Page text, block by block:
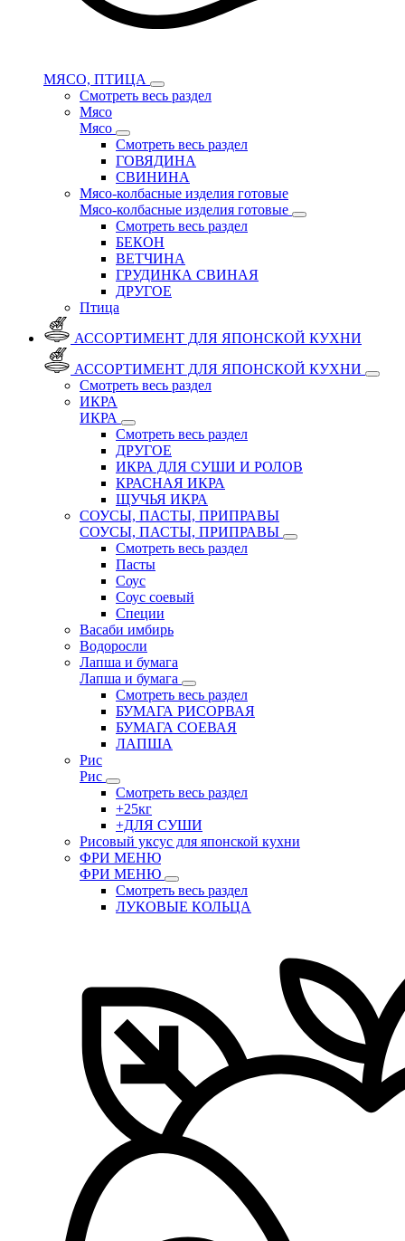
МЯСО, ПТИЦА
Смотреть весь раздел
Мясо
Мясо
Смотреть весь раздел
ГОВЯДИНА
СВИНИНА
Мясо-колбасные изделия готовые
Мясо-колбасные изделия готовые
Смотреть весь раздел
БЕКОН
ВЕТЧИНА
ГРУДИНКА СВИНАЯ
ДРУГОЕ
Птица
АССОРТИМЕНТ ДЛЯ ЯПОНСКОЙ КУХНИ
АССОРТИМЕНТ ДЛЯ ЯПОНСКОЙ КУХНИ
Смотреть весь раздел
ИКРА
ИКРА
Смотреть весь раздел
ДРУГОЕ
ИКРА ДЛЯ СУШИ И РОЛОВ
КРАСНАЯ ИКРА
ЩУЧЬЯ ИКРА
СОУСЫ, ПАСТЫ, ПРИПРАВЫ
СОУСЫ, ПАСТЫ, ПРИПРАВЫ
Смотреть весь раздел
Пасты
Соус
Соус соевый
Специи
Васаби имбирь
Водоросли
Лапша и бумага
Лапша и бумага
Смотреть весь раздел
БУМАГА РИСОРВАЯ
БУМАГА СОЕВАЯ
ЛАПША
Рис
Рис
Смотреть весь раздел
+25кг
+ДЛЯ СУШИ
Рисовый уксус для японской кухни
ФРИ МЕНЮ
ФРИ МЕНЮ
Смотреть весь раздел
ЛУКОВЫЕ КОЛЬЦА